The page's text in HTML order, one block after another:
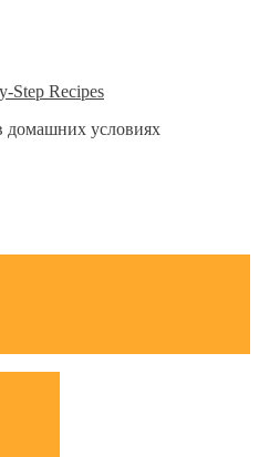
Step Recipes
домашних условиях